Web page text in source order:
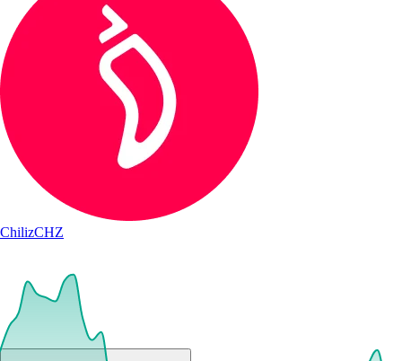
ChilizCHZ